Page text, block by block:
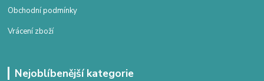
Obchodní podmínky
Vrácení zboží
Nejoblíbenější kategorie